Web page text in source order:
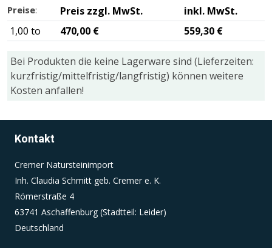
Preise: Preis zzgl. MwSt.
inkl. MwSt.
1,00 to
470,00 € 559,30 €
Bei Produkten die keine Lagerware sind (Lieferzeiten:
kurzfristig/mittelfristig/langfristig) können weitere
Kosten anfallen!
Kontakt
Cremer Natursteinimport
Inh. Claudia Schmitt geb. Cremer e. K.
Römerstraße 4
63741 Aschaffenburg (Stadtteil: Leider)
Deutschland
bessere Bedienerführung, z.B. bei den Formularen
und im Sortiment
Cookie Laufzeit:
gelöscht (Sitzungscookie)
cookie_consent
Zweck:
Dieser Cookie speichert die ausgewählten
Einverständnis-Optionen des Benutzers
Cookie Laufzeit:
1 Jahr